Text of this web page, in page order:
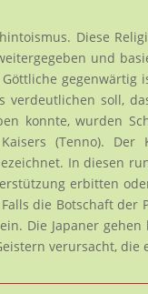
Diese
und
gegenwärtig
verdeutlichen soll,
konnte, wurden
(Tenno).
In diesen
erbitten
die Botschaft
Die Japaner
verursacht,